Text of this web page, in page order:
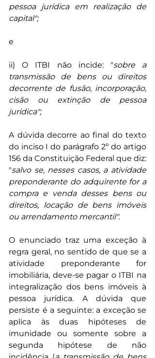
pessoa jurídica em realização de
capital";
e
ii) O ITBI não incide: "sobre a
transmissão de bens ou direitos
decorrente de fusão, incorporação,
cisão ou extinção de pessoa
jurídica";
A dúvida decorre ao final do texto
do inciso I do parágrafo 2º do artigo
156 da Constituição Federal que diz:
"salvo se, nesses casos, a atividade
preponderante do adquirente for a
compra e venda desses bens ou
direitos, locação de bens imóveis
ou arrendamento mercantil".
O enunciado traz uma exceção à
regra geral, no sentido de que se a
atividade preponderante for
imobiliária, deve-se pagar o ITBI na
integralização dos bens imóveis à
pessoa jurídica. A dúvida que
persiste é a seguinte: a exceção se
aplica às duas hipóteses de
imunidade ou somente sobre a
segunda hipótese de não